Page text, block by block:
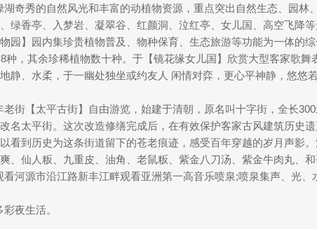
奇秀的自然风光和丰富的动植物资源，重点突出自然生态、园林
绿香亭、入梦岩、凝翠谷、红颜洞、泣红亭、女儿国、高空飞降
园】园内集珍贵植物普及、物种保育、生态旅游等功能为一体的
种，其余珍稀植物数十种。于【镜花缘女儿国】欣赏大型客家歌
静、水柔，于一幽处独坐或约友人 闲情对弈，更心平神静，悠悠若
街【太平古街】自由游览，始建于清朝，原名叫十字街，全长
名太平街。这次改造修缮完成后，在有效保护客家古风建筑历史
看到历史为这条街道留下的苍老痕迹，感受百年穿越的岁月声影
、仙人粄、九重皮、油角、老鼠粄、紫金八刀汤、紫金牛肉丸、
河源市沿江路新丰江畔观看亚洲第一高音乐喷泉;喷泉集声、光
夜生活。